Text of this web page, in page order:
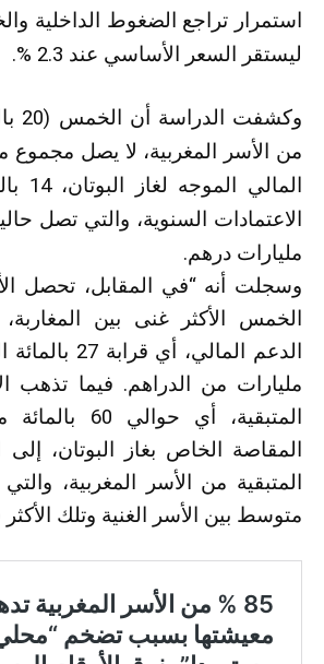
ليستقر السعر الأساسي عند 2.3 %.
من الأسر المغربية، لا يصل مجموع
مليارات درهم.
وسجلت أنه “في المقابل، تحصل
الخمس الأكثر غنى بين
مليارات من الدراهم. فيما تذهب
المتبقية، أي
المتبقية من الأسر المغربية،
متوسط بين الأسر الغنية وتلك الأكثر